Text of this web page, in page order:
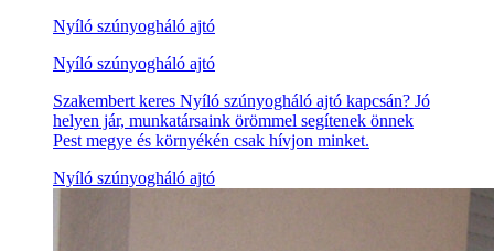
Nyíló szúnyogháló ajtó
Nyíló szúnyogháló ajtó
Szakembert keres Nyíló szúnyogháló ajtó kapcsán? Jó
helyen jár, munkatársaink örömmel segítenek önnek
Pest megye és környékén csak hívjon minket.
Nyíló szúnyogháló ajtó